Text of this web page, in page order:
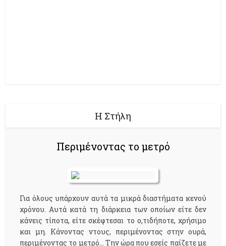
Η Στήλη
Περιμένοντας το μετρό
Για όλους υπάρχουν αυτά τα μικρά διαστήματα κενού
χρόνου. Αυτά κατά τη διάρκεια των οποίων είτε δεν
κάνεις τίποτα, είτε σκέφτεσαι το ο,τιδήποτε, χρήσιμο
και μη. Κάνοντας ντους, περιμένοντας στην ουρά,
περιμένοντας το μετρό... Την ώρα που εσείς παίζετε με